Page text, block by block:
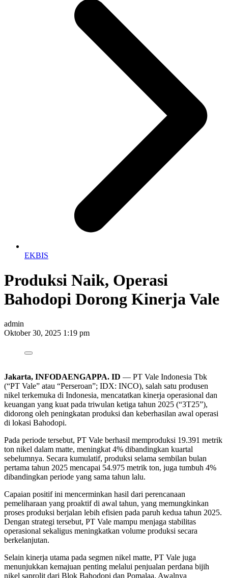
EKBIS
Produksi Naik, Operasi
Bahodopi Dorong Kinerja Vale
admin
Oktober 30, 2025 1:19 pm
Jakarta, INFODAENGAPPA. ID — PT Vale Indonesia Tbk
(“PT Vale” atau “Perseroan”; IDX: INCO), salah satu produsen
nikel terkemuka di Indonesia, mencatatkan kinerja operasional dan
keuangan yang kuat pada triwulan ketiga tahun 2025 (“3T25”),
didorong oleh peningkatan produksi dan keberhasilan awal operasi
di lokasi Bahodopi.
Pada periode tersebut, PT Vale berhasil memproduksi 19.391 metrik
ton nikel dalam matte, meningkat 4% dibandingkan kuartal
sebelumnya. Secara kumulatif, produksi selama sembilan bulan
pertama tahun 2025 mencapai 54.975 metrik ton, juga tumbuh 4%
dibandingkan periode yang sama tahun lalu.
Capaian positif ini mencerminkan hasil dari perencanaan
pemeliharaan yang proaktif di awal tahun, yang memungkinkan
proses produksi berjalan lebih efisien pada paruh kedua tahun 2025.
Dengan strategi tersebut, PT Vale mampu menjaga stabilitas
operasional sekaligus meningkatkan volume produksi secara
berkelanjutan.
Selain kinerja utama pada segmen nikel matte, PT Vale juga
menunjukkan kemajuan penting melalui penjualan perdana bijih
nikel saprolit dari Blok Bahodopi dan Pomalaa. Awalnya